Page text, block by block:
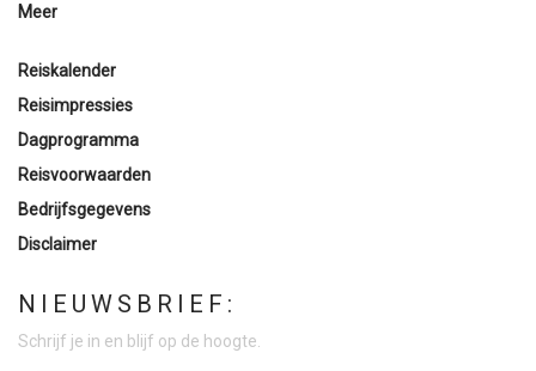
Meer
Reiskalender
Reisimpressies
Dagprogramma
Reisvoorwaarden
Bedrijfsgegevens
Disclaimer
NIEUWSBRIEF:
Schrijf je in en blijf op de hoogte.